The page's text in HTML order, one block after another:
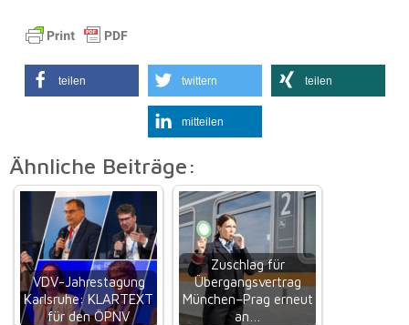
teilen twittern teilen
mitteilen
Ähnliche Beiträge:
VDV-Jahrestagung
Karlsruhe: KLARTEXT
für den ÖPNV
Zuschlag für
Übergangsvertrag
München–Prag erneut
an…